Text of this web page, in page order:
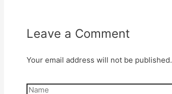
Leave a Comment
Your email address will not be published.